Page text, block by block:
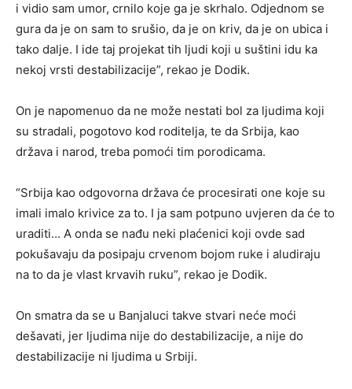
i vidio sam umor, crnilo koje ga je skrhalo. Odjednom se
gura da je on sam to srušio, da je on kriv, da je on ubica i
tako dalje. I ide taj projekat tih ljudi koji u suštini idu ka
nekoj vrsti destabilizacije”, rekao je Dodik.
On je napomenuo da ne može nestati bol za ljudima koji
su stradali, pogotovo kod roditelja, te da Srbija, kao
država i narod, treba pomoći tim porodicama.
“Srbija kao odgovorna država će procesirati one koje su
imali imalo krivice za to. I ja sam potpuno uvjeren da će to
uraditi… A onda se nađu neki plaćenici koji ovde sad
pokušavaju da posipaju crvenom bojom ruke i aludiraju
na to da je vlast krvavih ruku”, rekao je Dodik.
On smatra da se u Banjaluci takve stvari neće moći
dešavati, jer ljudima nije do destabilizacije, a nije do
destabilizacije ni ljudima u Srbiji.